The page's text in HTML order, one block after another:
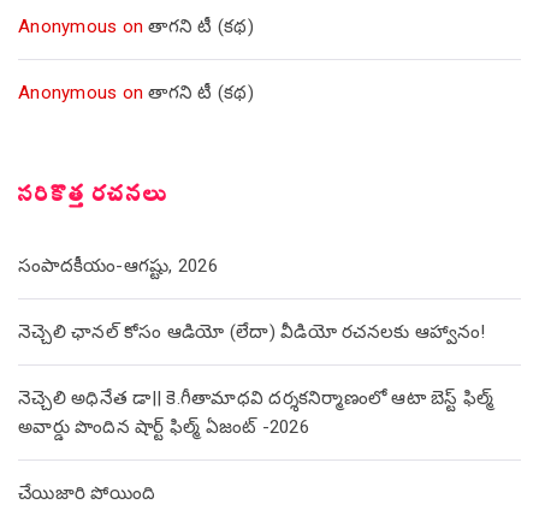
Anonymous onతాగని టీ (కథ)
Anonymous onతాగని టీ (కథ)
సరికొత్త రచనలు
సంపాదకీయం-ఆగష్టు, 2026
నెచ్చెలి ఛానల్ కోసం ఆడియో (లేదా) వీడియో రచనలకు ఆహ్వానం!
నెచ్చెలి అధినేత డా|| కె.గీతామాధవి దర్శకనిర్మాణంలో ఆటా బెస్ట్ ఫిల్మ్
అవార్డు పొందిన షార్ట్ ఫిల్మ్ ఏజంట్ -2026
చేయిజారి పోయింది